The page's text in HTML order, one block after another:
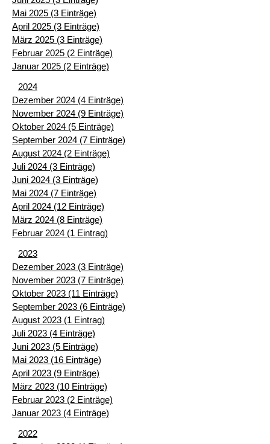
Mai 2025 (3 Einträge)
April 2025 (3 Einträge)
März 2025 (3 Einträge)
Februar 2025 (2 Einträge)
Januar 2025 (2 Einträge)
2024
Dezember 2024 (4 Einträge)
November 2024 (9 Einträge)
Oktober 2024 (5 Einträge)
September 2024 (7 Einträge)
August 2024 (2 Einträge)
Juli 2024 (3 Einträge)
Juni 2024 (3 Einträge)
Mai 2024 (7 Einträge)
April 2024 (12 Einträge)
März 2024 (8 Einträge)
Februar 2024 (1 Eintrag)
2023
Dezember 2023 (3 Einträge)
November 2023 (7 Einträge)
Oktober 2023 (11 Einträge)
September 2023 (6 Einträge)
August 2023 (1 Eintrag)
Juli 2023 (4 Einträge)
Juni 2023 (5 Einträge)
Mai 2023 (16 Einträge)
April 2023 (9 Einträge)
März 2023 (10 Einträge)
Februar 2023 (2 Einträge)
Januar 2023 (4 Einträge)
2022